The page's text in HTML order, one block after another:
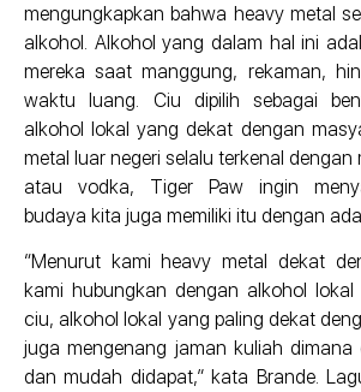
mengungkapkan bahwa heavy metal
alkohol. Alkohol yang dalam hal ini
mereka saat manggung, rekaman,
waktu luang. Ciu dipilih sebagai
alkohol lokal yang dekat dengan
metal luar negeri selalu terkenal
atau vodka, Tiger Paw ingin
budaya kita juga memiliki itu dengan
“Menurut kami heavy metal dekat
kami hubungkan dengan alkohol
ciu, alkohol lokal yang paling dekat
juga mengenang jaman kuliah
dan mudah didapat,” kata Brande.